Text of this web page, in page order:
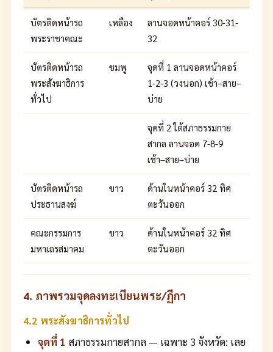
บัตรติดหน้ารถ
พระราชาคณะ
เหลือง
ลานจอดหน้าคอร์ 30-31-
32
บัตรติดหน้ารถ
พระสังฆาธิการ
ทั่วไป
ชมพู
จุดที่ 1 ลานจอดหน้าคอร์
1-2-3 (วงนอก) เช้า–สาย–
บ่าย
จุดที่ 2 ใต้สภาธรรมกาย
สากล ลานจอด 7-8-9
เช้า–สาย–บ่าย
บัตรติดหน้ารถ
ประธานสงฆ์
ขาว
ด้านในหน้าคอร์ 32 ทิศ
ตะวันออก
คณะกรรมการ
มหาเถรสมาคม
ขาว
ด้านในหน้าคอร์ 32 ทิศ
ตะวันออก
4. ภาพรวมจุดลงทะเบียนพระ/ฏีกา
4.2 พระสังฆาธิการทั่วไป
จุดที่ 1 สภาธรรมกายสากล — เฉพาะ 3 จังหวัด: เลย